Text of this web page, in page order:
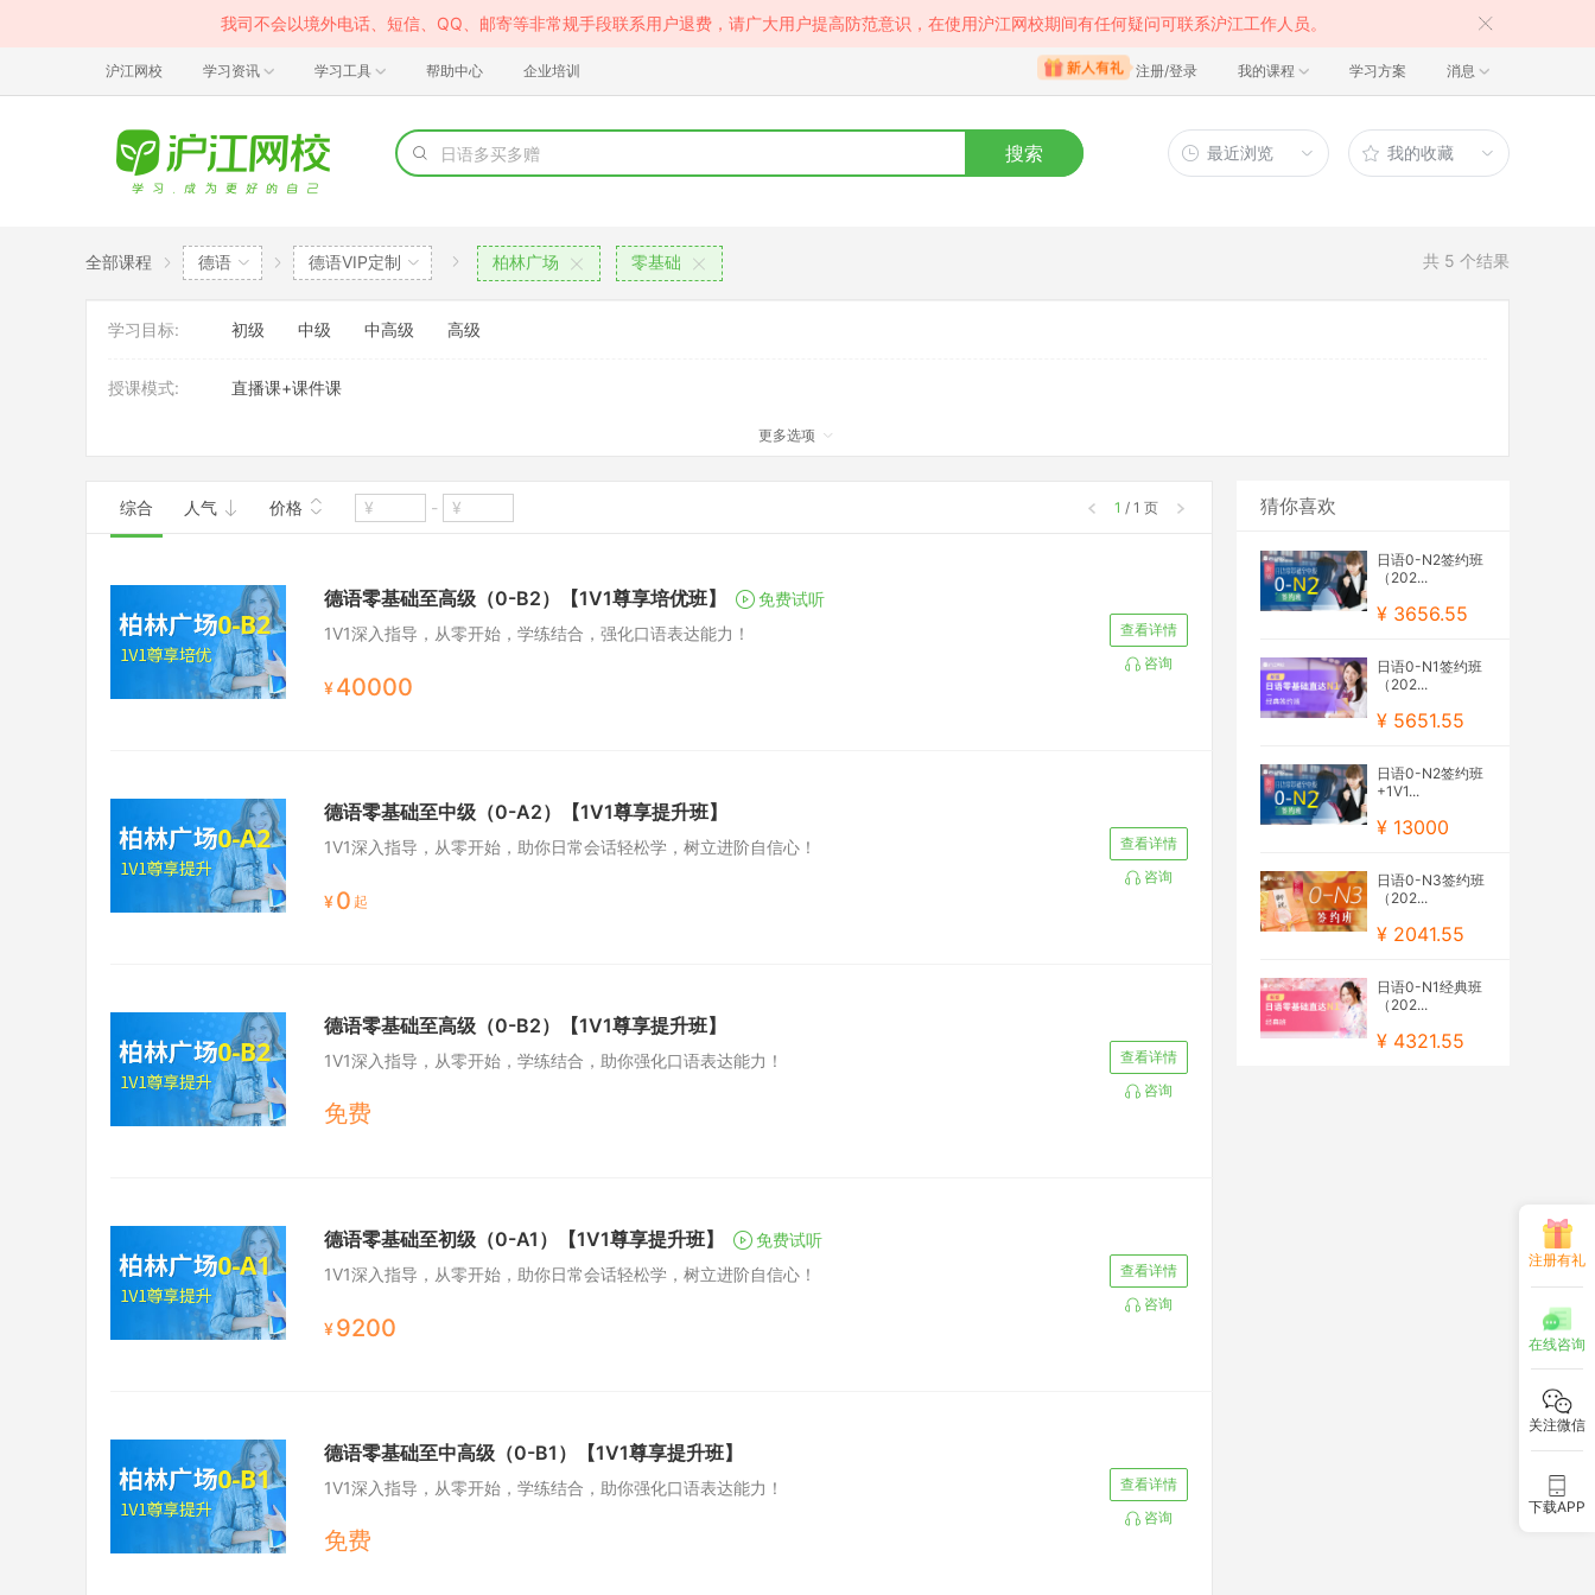
我司不会以境外电话、短信、QQ、邮寄等非常规手段联系用户退费，请广大用户提高防范意识，在使用沪江网校期间有任何疑问可联系沪江工作人员。
沪江网校 学习资讯 学习工具 帮助中心 企业培训 注册/登录 我的课程 学习方案 消息
搜索 最近浏览 我的收藏
全部课程 德语 德语VIP定制 柏林广场 零基础 共 5 个结果
学习目标: 初级 中级 中高级 高级
授课模式: 直播课+课件课
应用场景:
更多选项
综合 人气 价格 - 1 / 1 页
德语零基础至高级（0-B2）【1V1尊享培优班】
免费试听
1V1深入指导，从零开始，学练结合，强化口语表达能力！
¥40000
查看详情
咨询
德语零基础至中级（0-A2）【1V1尊享提升班】
1V1深入指导，从零开始，助你日常会话轻松学，树立进阶自信心！
¥0 起
查看详情
咨询
德语零基础至高级（0-B2）【1V1尊享提升班】
1V1深入指导，从零开始，学练结合，助你强化口语表达能力！
免费
查看详情
咨询
德语零基础至初级（0-A1）【1V1尊享提升班】
免费试听
1V1深入指导，从零开始，助你日常会话轻松学，树立进阶自信心！
¥9200
查看详情
咨询
德语零基础至中高级（0-B1）【1V1尊享提升班】
1V1深入指导，从零开始，学练结合，助你强化口语表达能力！
免费
查看详情
咨询
猜你喜欢
日语0-N2签约班
（202...
¥ 3656.55
日语0-N1签约班
（202...
¥ 5651.55
日语0-N2签约班
+1V1...
¥ 13000
日语0-N3签约班
（202...
¥ 2041.55
日语0-N1经典班
（202...
¥ 4321.55
注册有礼
在线咨询
关注微信
下载APP